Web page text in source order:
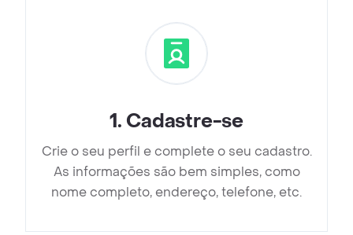
1. Cadastre-se
Crie o seu perfil e complete o seu cadastro.
As informações são bem simples, como
nome completo, endereço, telefone, etc.